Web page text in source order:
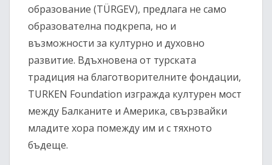
образование (TÜRGEV), предлага не само
образователна подкрепа, но и
възможности за културно и духовно
развитие. Вдъхновена от турската
традиция на благотворителните фондации,
TURKEN Foundation изгражда културен мост
между Балканите и Америка, свързвайки
младите хора помежду им и с тяхното
бъдеще.